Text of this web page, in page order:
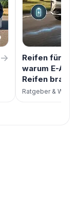
→
Reifen fürs
warum E-
Reifen
Ratgeber &